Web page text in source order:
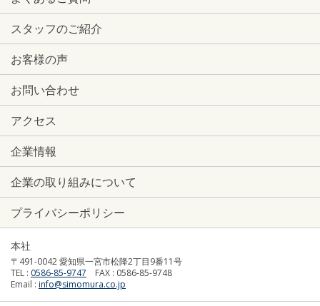
スタッフのご紹介
お客様の声
お問い合わせ
アクセス
企業情報
企業の取り組みについて
プライバシーポリシー
本社
〒491-0042 愛知県一宮市松降2丁目9番11号
TEL : 0586-85-9747 FAX : 0586-85-9748
Email : info@simomura.co.jp